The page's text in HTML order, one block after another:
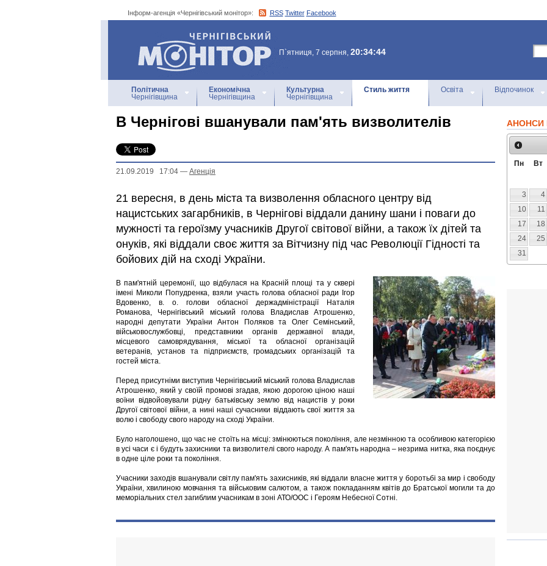
Інформ-агенція «Чернігівський монітор»: RSS Twitter Facebook
Інформ-агенція
«Чернігівський монітор»
П`ятниця, 7 серпня, 20:34:44
Політична
Чернігівщина
Економічна
Чернігівщина
Культурна
Чернігівщина
Стиль життя Освіта Відпочинок
В Чернігові вшанували пам'ять визволителів
21.09.2019 17:04 — Агенцiя
21 вересня, в день міста та визволення обласного центру від
нацистських загарбників, в Чернігові віддали данину шани і поваги до
мужності та героїзму учасників Другої світової війни, а також їх дітей та
онуків, які віддали своє життя за Вітчизну під час Революції Гідності та
бойових дій на сході України.
В пам'ятній церемонії, що відбулася на Красній площі та у сквері
імені Миколи Попудренка, взяли участь голова обласної ради Ігор
Вдовенко, в. о. голови обласної держадміністрації Наталія
Романова, Чернігівський міський голова Владислав Атрошенко,
народні депутати України Антон Поляков та Олег Семінський,
військовослужбовці, представники органів державної влади,
місцевого самоврядування, міської та обласної організацій
ветеранів, установ та підприємств, громадських організацій та
гостей міста.
Перед присутніми виступив Чернігівський міський голова Владислав
Атрошенко, який у своїй промові згадав, якою дорогою ціною наші
воїни відвойовували рідну батьківську землю від нацистів у роки
Другої світової війни, а нині наші сучасники віддають свої життя за
волю і свободу свого народу на сході України.
Було наголошено, що час не стоїть на місці: змінюються покоління, але незмінною та особливою категорією
в усі часи є і будуть захисники та визволителі свого народу. А пам'ять народна – незрима нитка, яка поєднує
в одне ціле роки та покоління.
Учасники заходів вшанували світлу пам'ять захисників, які віддали власне життя у боротьбі за мир і свободу
України, хвилиною мовчання та військовим салютом, а також покладанням квітів до Братської могили та до
меморіальних стел загиблим учасникам в зоні АТО/ООС і Героям Небесної Сотні.
АНОНСИ
Пн Вт
3
4
10
11
17
18
24
25
31